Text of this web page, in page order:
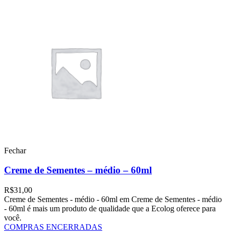
Fechar
Creme de Sementes – médio – 60ml
R$31,00
Creme de Sementes - médio - 60ml em Creme de Sementes - médio
- 60ml é mais um produto de qualidade que a Ecolog oferece para
você.
COMPRAS ENCERRADAS